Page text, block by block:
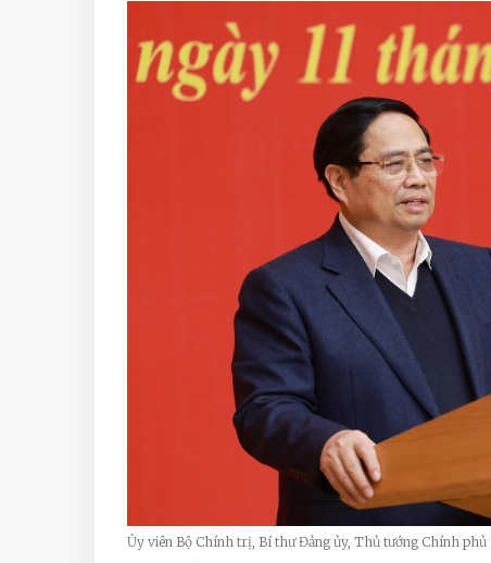
Ủy viên Bộ Chính trị, Bí thư Đảng ủy, Thủ tướng Chính